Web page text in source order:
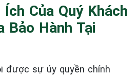
Của Quý Khách
Bảo Hành Tại
được sự ủy quyền chính